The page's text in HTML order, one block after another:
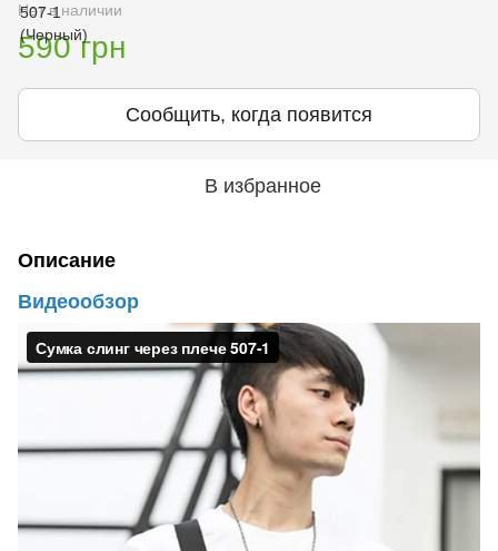
Нет в наличии
590 грн
Сообщить, когда появится
В избранное
Описание
Видеообзор